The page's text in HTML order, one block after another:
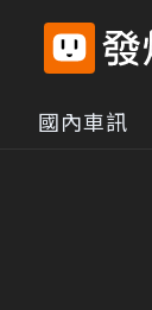
國內車訊